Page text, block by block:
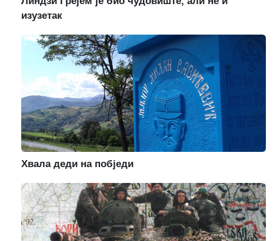
изузетак
Хвала деди на побједи